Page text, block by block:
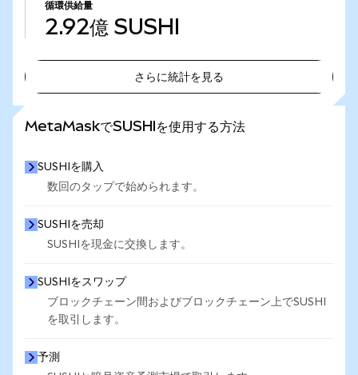
循環供給量
2.92億 SUSHI
さらに統計を見る
MetaMaskでSUSHIを使用する方法
SUSHIを購入
数回のタップで始められます。
SUSHIを売却
SUSHIを現金に交換します。
SUSHIをスワップ
ブロックチェーン間およびブロックチェーン上でSUSHI
を取引します。
予測